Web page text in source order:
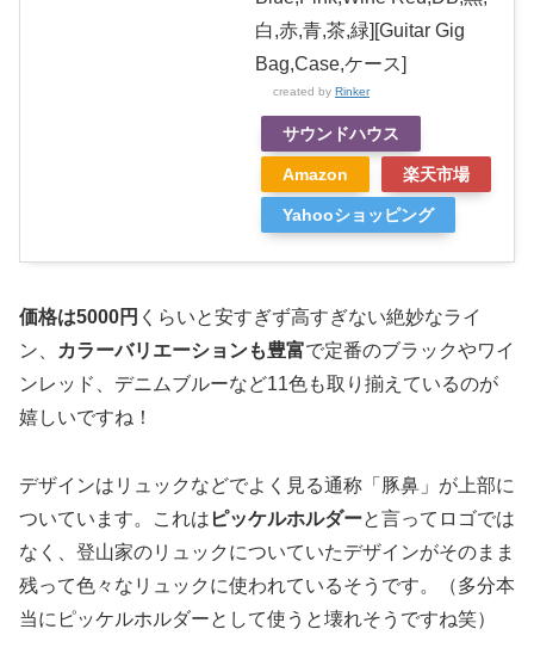
白,赤,青,茶,緑][Guitar Gig
Bag,Case,ケース]
created by Rinker
サウンドハウス
Amazon 楽天市場
Yahooショッピング
価格は5000円 くらいと安すぎず高すぎない絶妙なライ
ン、
カラーバリエーションも豊富で定番のブラックやワイ
ンレッド、デニムブルーなど11色も取り揃えているのが
嬉しいですね！
デザインはリュックなどでよく見る通称「豚鼻」が上部に
ついています。これは ピッケルホルダーと言ってロゴでは
なく、登山家のリュックについていたデザインがそのまま
残って色々なリュックに使われているそうです。（多分本
当にピッケルホルダーとして使うと壊れそうですね笑）